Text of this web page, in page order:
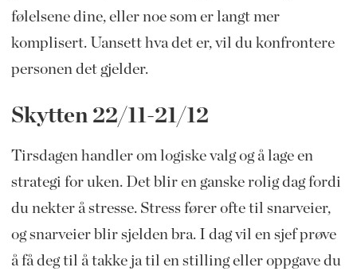
følelsene dine, eller noe som er langt mer
komplisert. Uansett hva det er, vil du konfrontere
personen det gjelder.
Skytten 22/11-21/12
Tirsdagen handler om logiske valg og å lage en
strategi for uken. Det blir en ganske rolig dag fordi
du nekter å stresse. Stress fører ofte til snarveier,
og snarveier blir sjelden bra. I dag vil en sjef prøve
å få deg til å takke ja til en stilling eller oppgave du